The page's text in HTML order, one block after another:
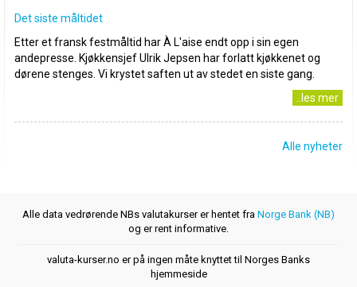
Det siste måltidet
Etter et fransk festmåltid har À L'aise endt opp i sin egen
andepresse. Kjøkkensjef Ulrik Jepsen har forlatt kjøkkenet og
dørene stenges. Vi krystet saften ut av stedet en siste gang.
..les mer
Alle nyheter
Alle data vedrørende NBs valutakurser er hentet fra Norge Bank (NB)
og er rent informative.
valuta-kurser.no er på ingen måte knyttet til Norges Banks
hjemmeside